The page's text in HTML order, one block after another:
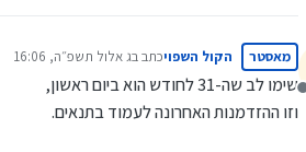
מנותק
מאסטר הקול השפויכתב בג אלול תשפ״ה, 16:06
נערך לאחרונה על ידי
שימו לב שה-31 לחודש הוא ביום ראשון,
וזו ההזדמנות האחרונה לעמוד בתנאים.